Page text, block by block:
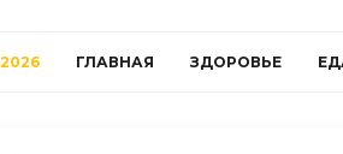
ГЛАВНАЯ ЗДОРОВЬЕ